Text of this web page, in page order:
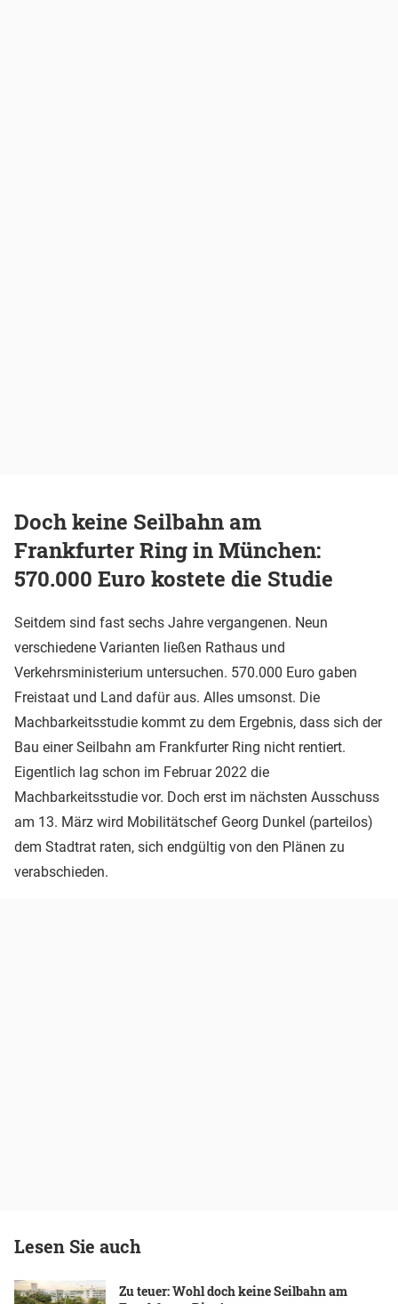
Doch keine Seilbahn am
Frankfurter Ring in München:
570.000 Euro kostete die Studie
Seitdem sind fast sechs Jahre vergangenen. Neun
verschiedene Varianten ließen Rathaus und
Verkehrsministerium untersuchen. 570.000 Euro gaben
Freistaat und Land dafür aus. Alles umsonst. Die
Machbarkeitsstudie kommt zu dem Ergebnis, dass sich der
Bau einer Seilbahn am Frankfurter Ring nicht rentiert.
Eigentlich lag schon im Februar 2022 die
Machbarkeitsstudie vor. Doch erst im nächsten Ausschuss
am 13. März wird Mobilitätschef Georg Dunkel (parteilos)
dem Stadtrat raten, sich endgültig von den Plänen zu
verabschieden.
Lesen Sie auch
Zu teuer: Wohl doch keine Seilbahn am